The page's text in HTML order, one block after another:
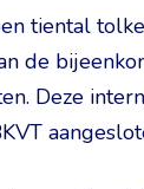
tiental
de
Deze